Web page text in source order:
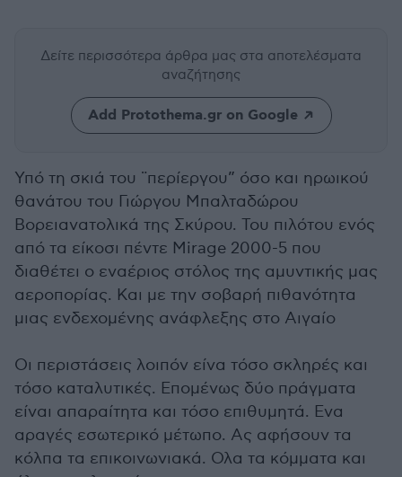
Δείτε περισσότερα άρθρα μας στα αποτελέσματα
αναζήτησης
Add Protothema.gr on Google
Υπό τη σκιά του ¨περίεργου” όσο και ηρωικού
θανάτου του Γιώργου Μπαλταδώρου
Βορειανατολικά της Σκύρου. Του πιλότου ενός
από τα είκοσι πέντε Mirage 2000-5 που
διαθέτει ο εναέριος στόλος της αμυντικής μας
αεροπορίας. Και με την σοβαρή πιθανότητα
μιας ενδεχομένης ανάφλεξης στο Αιγαίο
Οι περιστάσεις λοιπόν είνα τόσο σκληρές και
τόσο καταλυτικές. Επομένως δύο πράγματα
είναι απαραίτητα και τόσο επιθυμητά. Ενα
αραγές εσωτερικό μέτωπο. Ας αφήσουν τα
κόλπα τα επικοινωνιακά. Ολα τα κόμματα και